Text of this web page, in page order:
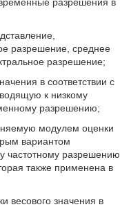
разрешение, среднее
разрешение;
в соответствии с
к низкому
разрешению;
модулем оценки
вариантом
частотному разрешению
также применена в
весового значения в